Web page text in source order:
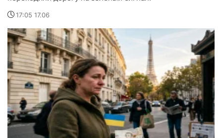
17:05 17.06